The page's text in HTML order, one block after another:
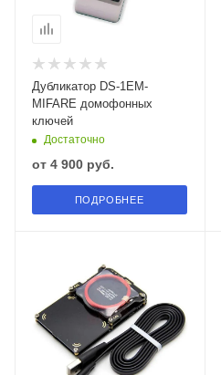
Дубликатор DS-1EM-
MIFARE домофонных
ключей
Достаточно
от 4 900 руб.
ПОДРОБНЕЕ